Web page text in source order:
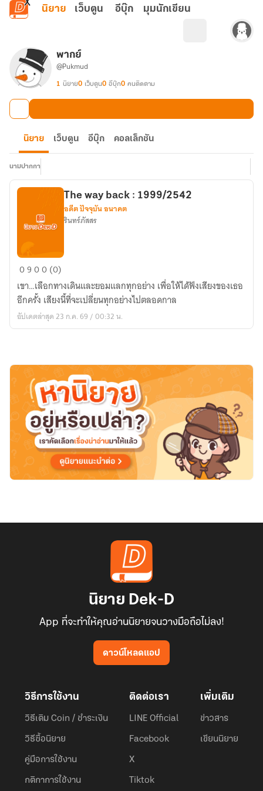
ข้ามไปยังเนื้อหาหลัก
นิยาย เว็บตูน อีบุ๊ก มุมนักเขียน
พากย์
@Pukmud
1 นิยาย0 เว็บตูน0 อีบุ๊ก0 คนติดตาม
นิยาย เว็บตูน อีบุ๊ก คอลเล็กชัน
นามปากกา
The
back
:
1999/2542
The way back : 1999/2542
อดีต ปัจจุบัน อนาคต
รินทร์ภัสสร
0900 (0)
เขา…เลือกทางเดินและยอมแลกทุกอย่าง เพื่อให้ได้ฟังเสียงของเธอ
อีกครั้ง เสียงนี้ที่จะเปลี่ยนทุกอย่างไปตลอดกาล
อัปเดตล่าสุด 23 ก.ค. 69 / 00:32 น.
นิยาย Dek-D
App ที่จะทำให้คุณอ่านนิยายจนวางมือถือไม่ลง!
ดาวน์โหลดแอป
วิธีการใช้งาน
วิธีเติม Coin / ชำระเงิน
วิธีซื้อนิยาย
คู่มือการใช้งาน
กติกาการใช้งาน
ติดต่อเรา
LINE Official
Facebook
X
Tiktok
เพิ่มเติม
ข่าวสาร
เขียนนิยาย